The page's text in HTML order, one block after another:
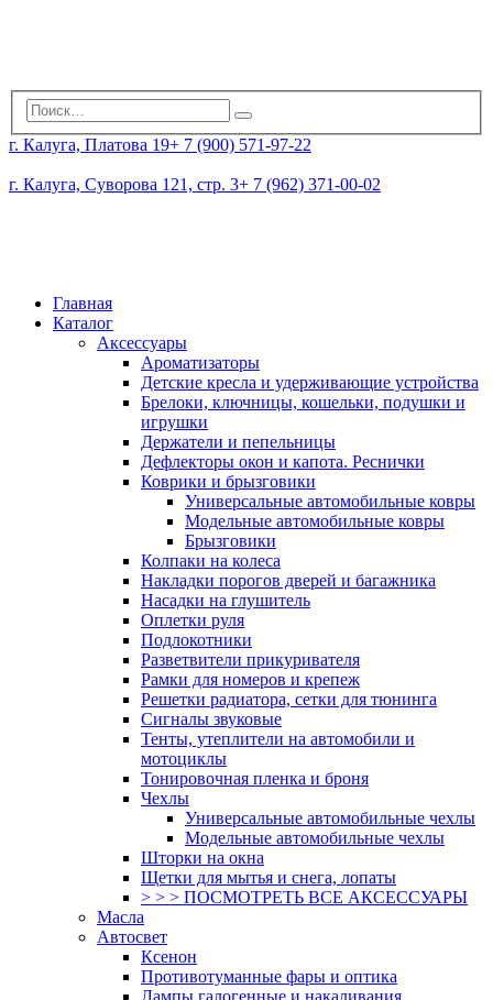
г. Калуга, Платова 19+ 7 (900) 571-97-22
г. Калуга, Суворова 121, стр. 3+ 7 (962) 371-00-02
Главная
Каталог
Аксессуары
Ароматизаторы
Детские кресла и удерживающие устройства
Брелоки, ключницы, кошельки, подушки и
игрушки
Держатели и пепельницы
Дефлекторы окон и капота. Реснички
Коврики и брызговики
Универсальные автомобильные ковры
Модельные автомобильные ковры
Брызговики
Колпаки на колеса
Накладки порогов дверей и багажника
Насадки на глушитель
Оплетки руля
Подлокотники
Разветвители прикуривателя
Рамки для номеров и крепеж
Решетки радиатора, сетки для тюнинга
Сигналы звуковые
Тенты, утеплители на автомобили и
мотоциклы
Тонировочная пленка и броня
Чехлы
Универсальные автомобильные чехлы
Модельные автомобильные чехлы
Шторки на окна
Щетки для мытья и снега, лопаты
> > > ПОСМОТРЕТЬ ВСЕ АКСЕССУАРЫ
Масла
Автосвет
Ксенон
Противотуманные фары и оптика
Лампы галогенные и накаливания